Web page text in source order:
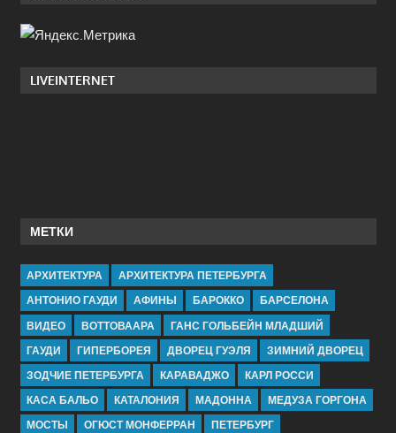
LIVEINTERNET
МЕТКИ
АРХИТЕКТУРА
АРХИТЕКТУРА ПЕТЕРБУРГА
АНТОНИО ГАУДИ
АФИНЫ БАРОККО
БАРСЕЛОНА
ВИДЕО
ВОТТОВААРА
ГАНС ГОЛЬБЕЙН МЛАДШИЙ
ГАУДИ
ГИПЕРБОРЕЯ ДВОРЕЦ ГУЭЛЯ
ЗИМНИЙ ДВОРЕЦ
ЗОДЧИЕ ПЕТЕРБУРГА
КАРАВАДЖО
КАРЛ РОССИ
КАСА БАЛЬО
КАТАЛОНИЯ МАДОННА
МЕДУЗА ГОРГОНА
МОСТЫ
ОГЮСТ МОНФЕРРАН ПЕТЕРБУРГ